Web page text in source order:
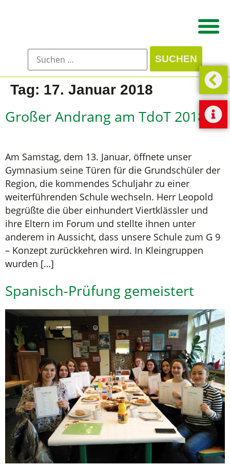
Tag: 17. Januar 2018
Großer Andrang am TdoT 2018
Am Samstag, dem 13. Januar, öffnete unser
Gymnasium seine Türen für die Grundschüler der
Region, die kommendes Schuljahr zu einer
weiterführenden Schule wechseln. Herr Leopold
begrüßte die über einhundert Viertklässler und
ihre Eltern im Forum und stellte ihnen unter
anderem in Aussicht, dass unsere Schule zum G 9
– Konzept zurückkehren wird. In Kleingruppen
wurden […]
Spanisch-Prüfung gemeistert